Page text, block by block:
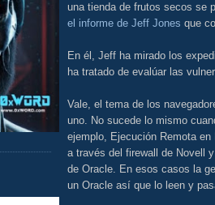
una tienda de frutos secos se
el informe de Jeff Jones que
En él, Jeff ha mirado los
ha tratado de evalúar las
Vale, el tema de los
uno. No sucede lo mismo
ejemplo, Ejecución Remota
a través del firewall de Novell
de Oracle. En esos casos la
un Oracle así que lo leen y